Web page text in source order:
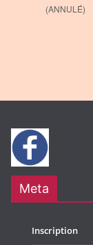
(ANNULÉ)
Meta
Inscription